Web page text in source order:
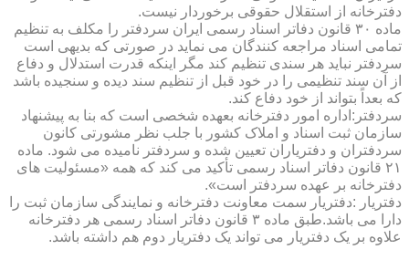
دفترخانه از استقلال حقوقی برخوردار نیست.
ماده ۳۰ قانون دفاتر اسناد رسمی ایران سردفتر را مکلف به تنظیم
تمامی اسناد مراجعه کنندگان می نماید در صورتی که بدیهی است
سردفتر نباید هر سندی تنظیم کند مگر اینکه قدرت استدلال و دفاع
از آن سند تنظیمی را در خود قبل از تنظیم سند دیده و سنجیده باشد
که بعداً بتواند از خود دفاع کند.
سردفتر:اداره امور دفترخانه بعهده شخصی است که بنا به پیشنهاد
سازمان ثبت اسناد و املاک کشور با جلب نظر مشورتی کانون
سردفتران و دفتریاران تعیین شده و سردفتر نامیده می شود. ماده
۲۱ قانون دفاتر اسناد رسمی تأکید می کند که همه «مسئولیت های
دفترخانه بر عهده سردفتر است».
دفتریار :دفتریار سمت معاونت دفترخانه و نمایندگی سازمان ثبت را
دارا می باشد.طبق ماده ۳ قانون دفاتر اسناد رسمی هر دفترخانه
علاوه بر یک دفتریار می تواند یک دفتریار دوم هم داشته باشد.